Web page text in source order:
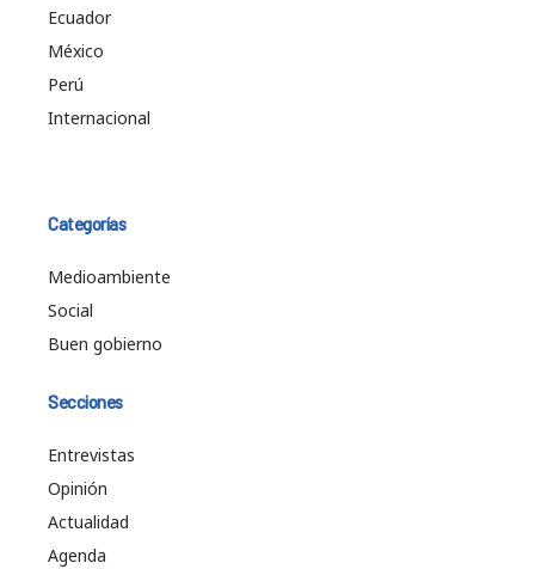
Ecuador
México
Perú
Internacional
Categorías
Medioambiente
Social
Buen gobierno
Secciones
Entrevistas
Opinión
Actualidad
Agenda